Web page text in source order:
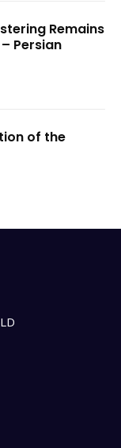
Remains
Persian
of the